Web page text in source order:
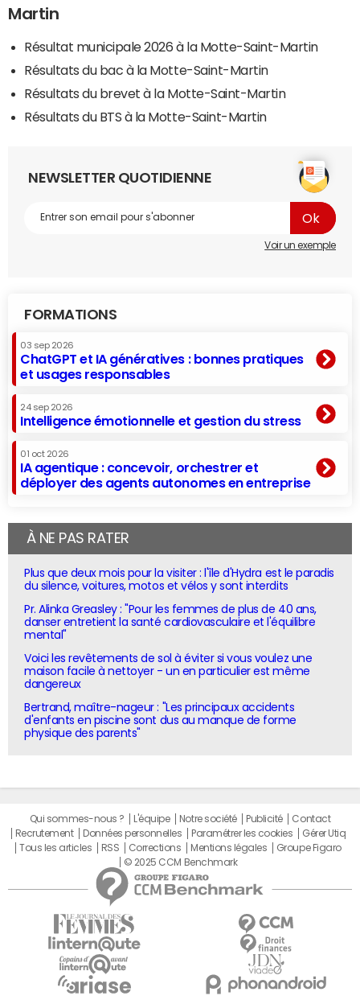
Martin
Résultat municipale 2026 à la Motte-Saint-Martin
Résultats du bac à la Motte-Saint-Martin
Résultats du brevet à la Motte-Saint-Martin
Résultats du BTS à la Motte-Saint-Martin
NEWSLETTER QUOTIDIENNE
Voir un exemple
FORMATIONS
03 sep 2026
ChatGPT et IA génératives : bonnes pratiques
et usages responsables
24 sep 2026
Intelligence émotionnelle et gestion du stress
01 oct 2026
IA agentique : concevoir, orchestrer et
déployer des agents autonomes en entreprise
À NE PAS RATER
Plus que deux mois pour la visiter : l'île d'Hydra est le paradis
du silence, voitures, motos et vélos y sont interdits
Pr. Alinka Greasley : "Pour les femmes de plus de 40 ans,
danser entretient la santé cardiovasculaire et l'équilibre
mental"
Voici les revêtements de sol à éviter si vous voulez une
maison facile à nettoyer - un en particulier est même
dangereux
Bertrand, maître-nageur : "Les principaux accidents
d'enfants en piscine sont dus au manque de forme
physique des parents"
Qui sommes-nous ? L'équipe Notre société Publicité
Contact
Recrutement
Données personnelles Paramétrer les cookies
Gérer Utiq
Tous les articles
RSS Corrections Mentions légales
Groupe Figaro
© 2025 CCM Benchmark